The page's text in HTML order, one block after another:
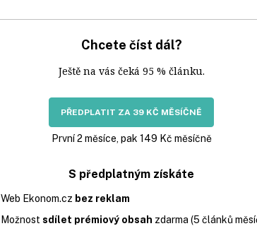
Chcete číst dál?
Ještě na vás čeká 95 % článku.
PŘEDPLATIT ZA 39 KČ MĚSÍČNĚ
První 2 měsíce, pak 149 Kč měsíčně
S předplatným získáte
Web Ekonom.cz bez reklam
Možnost sdílet prémiový obsah zdarma (5 článků